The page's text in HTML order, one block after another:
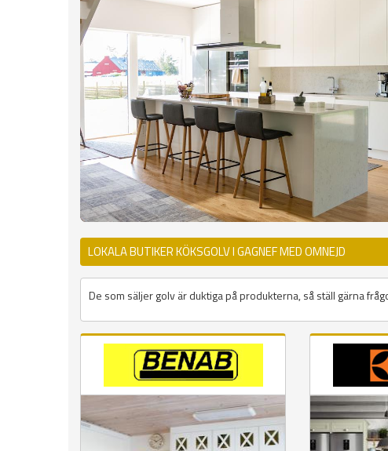
LOKALA BUTIKER KÖKSGOLV I GAGNEF MED OMNEJD
De som säljer golv är duktiga på produkterna, så ställ gärna